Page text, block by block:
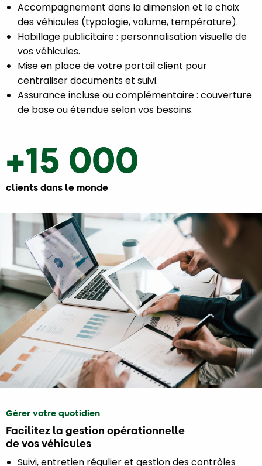
Accompagnement dans la dimension et le choix
des véhicules (typologie, volume, température).
Habillage publicitaire : personnalisation visuelle de
vos véhicules.
Mise en place de votre portail client pour
centraliser documents et suivi.
Assurance incluse ou complémentaire : couverture
de base ou étendue selon vos besoins.
+15 000
clients dans le monde
Gérer votre quotidien
Facilitez la gestion opérationnelle
de vos véhicules
Suivi, entretien régulier et gestion des contrôles